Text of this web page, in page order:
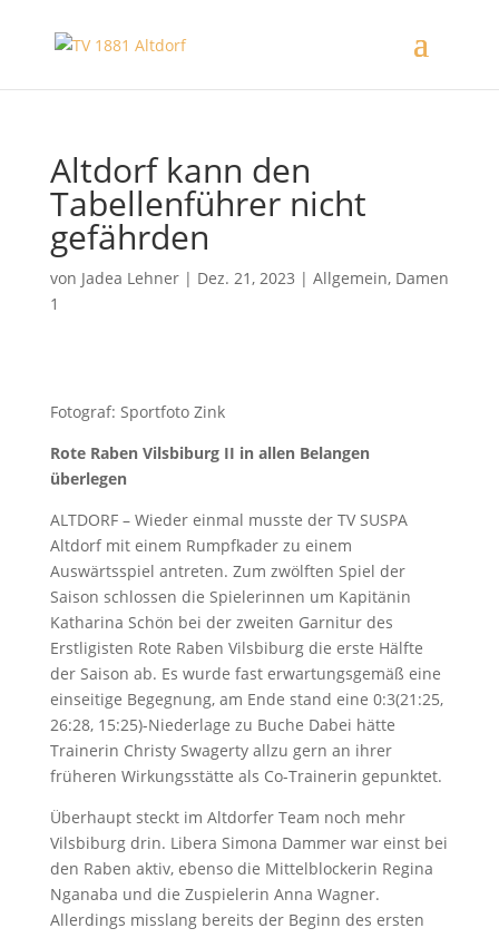
Altdorf kann den
Tabellenführer nicht
gefährden
von Jadea Lehner| Dez. 21, 2023 | Allgemein, Damen
1
Fotograf: Sportfoto Zink
Rote Raben Vilsbiburg II in allen Belangen
überlegen
ALTDORF – Wieder einmal musste der TV SUSPA
Altdorf mit einem Rumpfkader zu einem
Auswärtsspiel antreten. Zum zwölften Spiel der
Saison schlossen die Spielerinnen um Kapitänin
Katharina Schön bei der zweiten Garnitur des
Erstligisten Rote Raben Vilsbiburg die erste Hälfte
der Saison ab. Es wurde fast erwartungsgemäß eine
einseitige Begegnung, am Ende stand eine 0:3(21:25,
26:28, 15:25)-Niederlage zu Buche Dabei hätte
Trainerin Christy Swagerty allzu gern an ihrer
früheren Wirkungsstätte als Co-Trainerin gepunktet.
Überhaupt steckt im Altdorfer Team noch mehr
Vilsbiburg drin. Libera Simona Dammer war einst bei
den Raben aktiv, ebenso die Mittelblockerin Regina
Nganaba und die Zuspielerin Anna Wagner.
Allerdings misslang bereits der Beginn des ersten